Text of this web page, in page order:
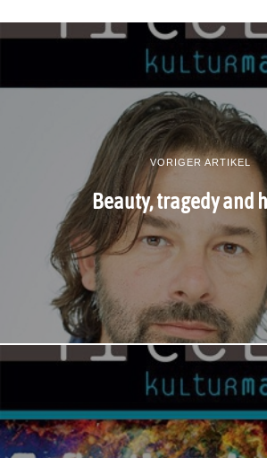
VORIGER ARTIKEL
Beauty, tragedy and